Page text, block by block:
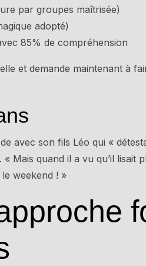
par groupes maîtrisée)
adopté)
85% de compréhension
et demande maintenant à
avec son fils Léo qui «
Mais quand il a vu qu’il lisait
weekend ! »